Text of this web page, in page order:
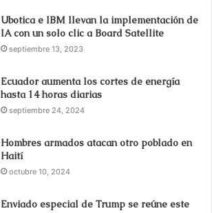
Ubotica e IBM llevan la implementación de
IA con un solo clic a Board Satellite
septiembre 13, 2023
Ecuador aumenta los cortes de energía
hasta 14 horas diarias
septiembre 24, 2024
Hombres armados atacan otro poblado en
Haití
octubre 10, 2024
Enviado especial de Trump se reúne este